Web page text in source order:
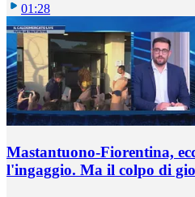
01:28
Mastantuono-Fiorentina,
l'ingaggio. Ma il colpo di